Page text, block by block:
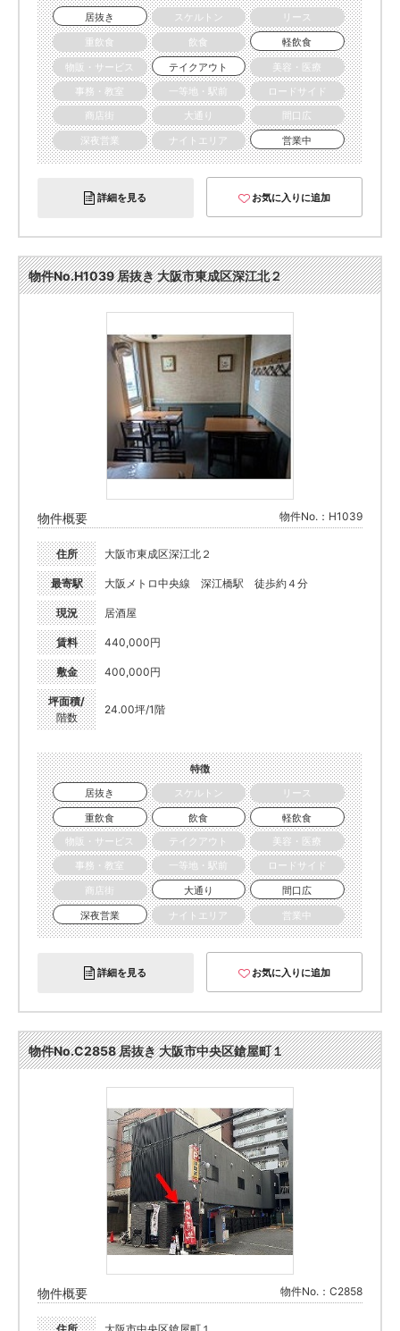
居抜き
スケルトン
リース
重飲食
飲食
軽飲食
物販・サービス
テイクアウト
美容・医療
事務・教室
一等地・駅前
ロードサイド
商店街
大通り
間口広
深夜営業
ナイトエリア 営業中
詳細を見る お気に入りに追加
物件No.H1039 居抜き 大阪市東成区深江北２
物件概要 物件No.：H1039
住所 大阪市東成区深江北２
最寄駅 大阪メトロ中央線 深江橋駅 徒歩約４分
現況 居酒屋
賃料 440,000円
敷金 400,000円
坪面積/
階数
24.00坪/1階
特徴
居抜き
スケルトン
リース
重飲食
飲食
軽飲食
物販・サービス
テイクアウト
美容・医療
事務・教室
一等地・駅前
ロードサイド
商店街
大通り
間口広
深夜営業
ナイトエリア 営業中
詳細を見る お気に入りに追加
物件No.C2858 居抜き 大阪市中央区鎗屋町１
物件概要 物件No.：C2858